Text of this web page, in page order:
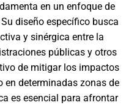
en un enfoque de
diseño específico busca
y sinérgica entre la
públicas y otros
de mitigar los impactos
determinadas zonas de
es esencial para afrontar